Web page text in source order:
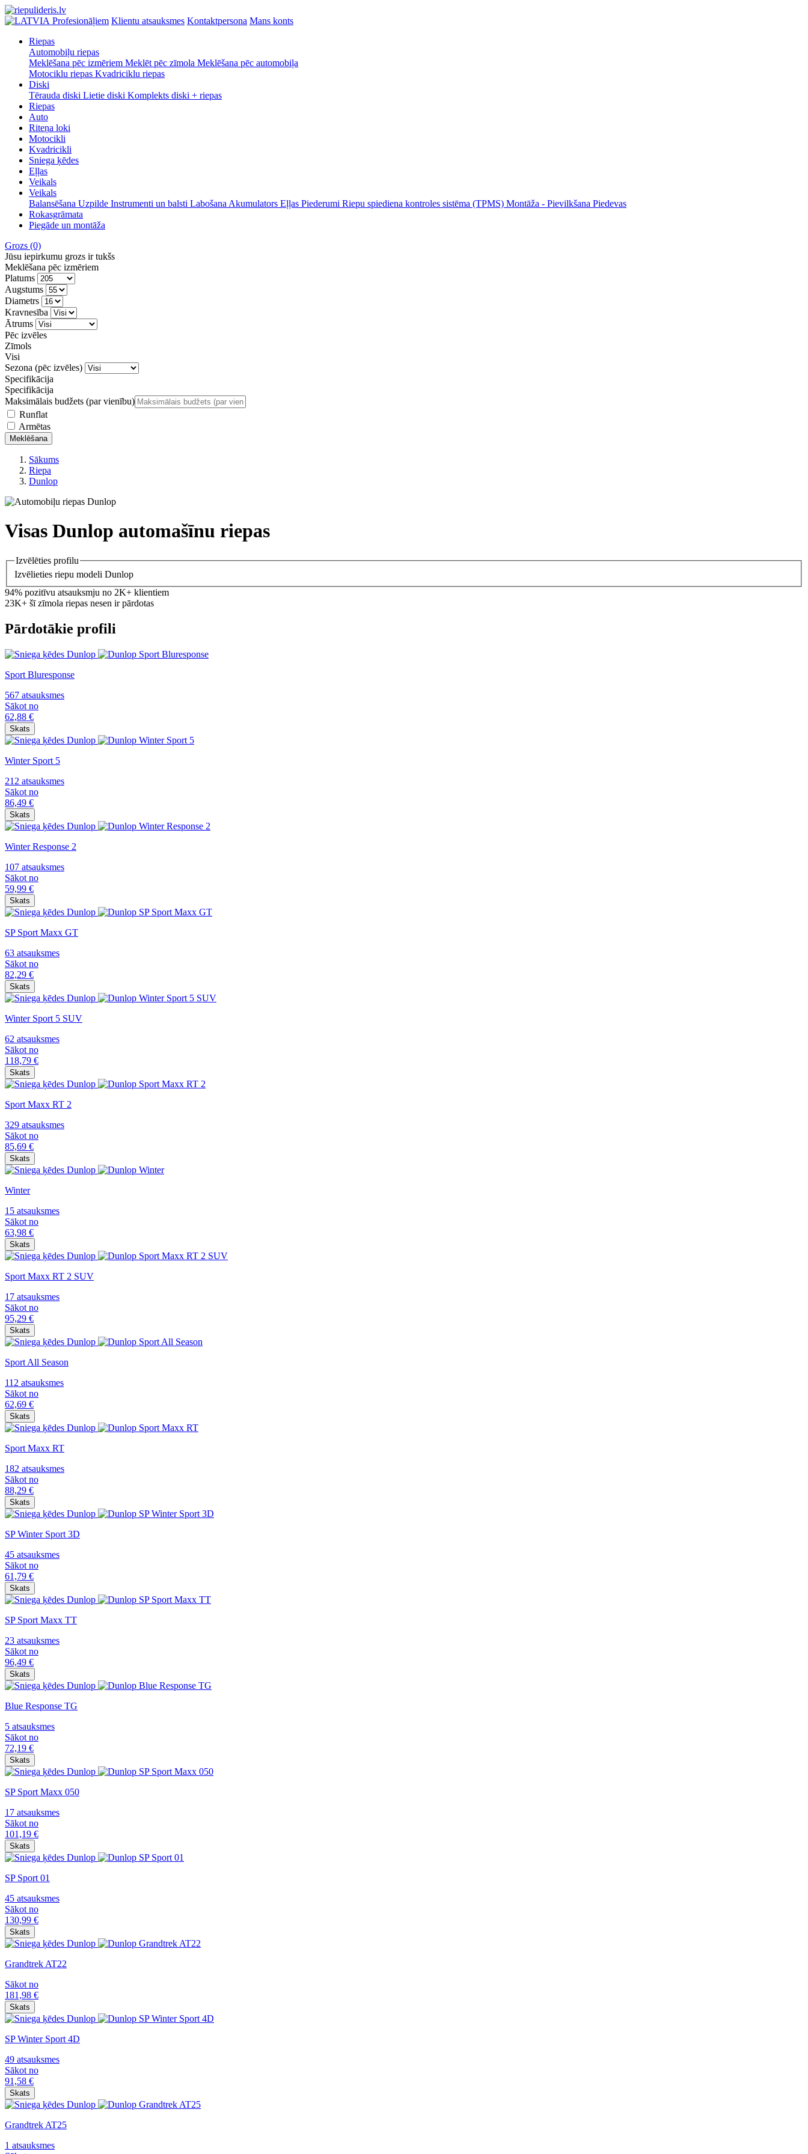
Profesionāļiem Klientu atsauksmes Kontaktpersona Mans konts
Riepas
Automobiļu riepas
Meklēšana pēc izmēriem Meklēt pēc zīmola Meklēšana pēc automobiļa
Motociklu riepas Kvadriciklu riepas
Diski
Tērauda diski Lietie diski Komplekts diski + riepas
Riepas
Auto
Riteņa loki
Motocikli
Kvadricikli
Sniega ķēdes
Eļļas
Veikals
Veikals
Balansēšana Uzpilde Instrumenti un balsti Labošana Akumulators Eļļas Piederumi Riepu spiediena kontroles sistēma (TPMS) Montāža - Pievilkšana Piedevas
Rokasgrāmata
Piegāde un montāža
Grozs (0)
Jūsu iepirkumu grozs ir tukšs
Meklēšana pēc izmēriem
Platums
Augstums
Diametrs
Kravnesība
Ātrums
Pēc izvēles
Zīmols
Visi
Sezona (pēc izvēles)
Specifikācija
Specifikācija
Maksimālais budžets (par vienību)
Runflat
Armētas
Meklēšana
Sākums
Riepa
Dunlop
Visas Dunlop automašīnu riepas
Izvēlēties profilu
Izvēlieties riepu modeli Dunlop
94% pozitīvu atsauksmju no 2K+ klientiem
23K+ šī zīmola riepas nesen ir pārdotas
Pārdotākie profili
Sport Bluresponse
567 atsauksmes
Sākot no
62,88 €
Skats
Winter Sport 5
212 atsauksmes
Sākot no
86,49 €
Skats
Winter Response 2
107 atsauksmes
Sākot no
59,99 €
Skats
SP Sport Maxx GT
63 atsauksmes
Sākot no
82,29 €
Skats
Winter Sport 5 SUV
62 atsauksmes
Sākot no
118,79 €
Skats
Sport Maxx RT 2
329 atsauksmes
Sākot no
85,69 €
Skats
Winter
15 atsauksmes
Sākot no
63,98 €
Skats
Sport Maxx RT 2 SUV
17 atsauksmes
Sākot no
95,29 €
Skats
Sport All Season
112 atsauksmes
Sākot no
62,69 €
Skats
Sport Maxx RT
182 atsauksmes
Sākot no
88,29 €
Skats
SP Winter Sport 3D
45 atsauksmes
Sākot no
61,79 €
Skats
SP Sport Maxx TT
23 atsauksmes
Sākot no
96,49 €
Skats
Blue Response TG
5 atsauksmes
Sākot no
72,19 €
Skats
SP Sport Maxx 050
17 atsauksmes
Sākot no
101,19 €
Skats
SP Sport 01
45 atsauksmes
Sākot no
130,99 €
Skats
Grandtrek AT22
Sākot no
181,98 €
Skats
SP Winter Sport 4D
49 atsauksmes
Sākot no
91,58 €
Skats
Grandtrek AT25
1 atsauksmes